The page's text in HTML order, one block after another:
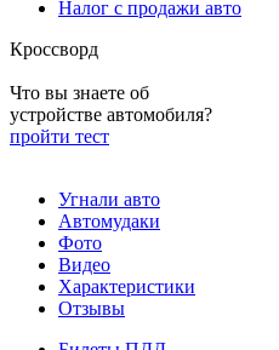
Налог с продажи авто
Кроссворд
Что вы знаете об
устройстве автомобиля?
пройти тест
Угнали авто
Автомудаки
Фото
Видео
Характеристики
Отзывы